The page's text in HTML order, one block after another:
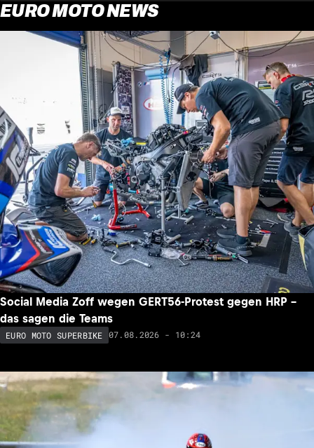
EURO MOTO NEWS
Social Media Zoff wegen GERT56-Protest gegen HRP –
das sagen die Teams
EURO MOTO SUPERBIKE 07.08.2026 - 10:24